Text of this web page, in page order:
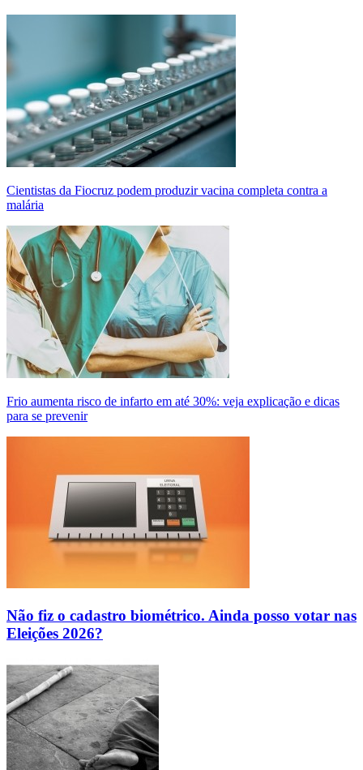
Cientistas da Fiocruz podem produzir vacina completa contra a
malária
Frio aumenta risco de infarto em até 30%: veja explicação e dicas
para se prevenir
Não fiz o cadastro biométrico. Ainda posso votar nas
Eleições 2026?